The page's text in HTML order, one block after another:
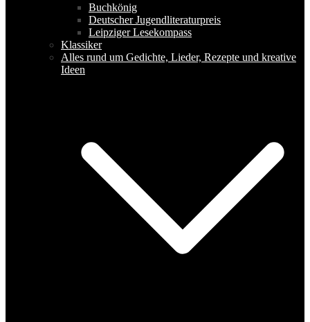
Buchkönig
Deutscher Jugendliteraturpreis
Leipziger Lesekompass
Klassiker
Alles rund um Gedichte, Lieder, Rezepte und kreative
Ideen